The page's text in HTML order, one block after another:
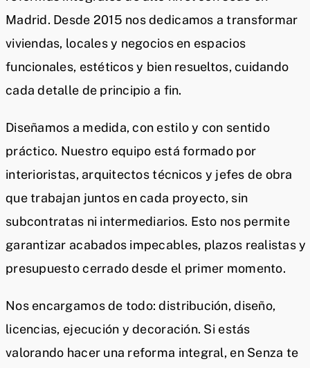
Madrid. Desde 2015 nos dedicamos a transformar
viviendas, locales y negocios en espacios
funcionales, estéticos y bien resueltos, cuidando
cada detalle de principio a fin.
Diseñamos a medida, con estilo y con sentido
práctico. Nuestro equipo está formado por
interioristas, arquitectos técnicos y jefes de obra
que trabajan juntos en cada proyecto, sin
subcontratas ni intermediarios. Esto nos permite
garantizar acabados impecables, plazos realistas y
presupuesto cerrado desde el primer momento.
Nos encargamos de todo: distribución, diseño,
licencias, ejecución y decoración. Si estás
valorando hacer una reforma integral, en Senza te